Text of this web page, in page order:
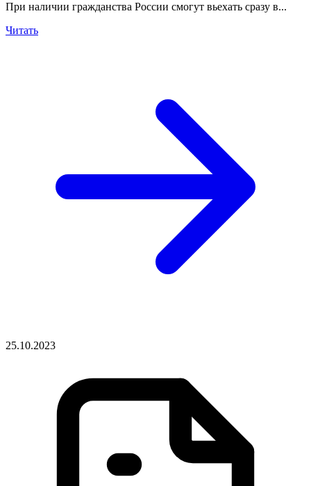
При наличии гражданства России смогут вьехать сразу в...
Читать
25.10.2023